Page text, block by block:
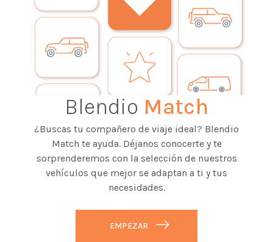
Blendio Match
¿Buscas tu compañero de viaje ideal? Blendio
Match te ayuda. Déjanos conocerte y te
sorprenderemos con la selección de nuestros
vehículos que mejor se adaptan a ti y tus
necesidades.
EMPEZAR